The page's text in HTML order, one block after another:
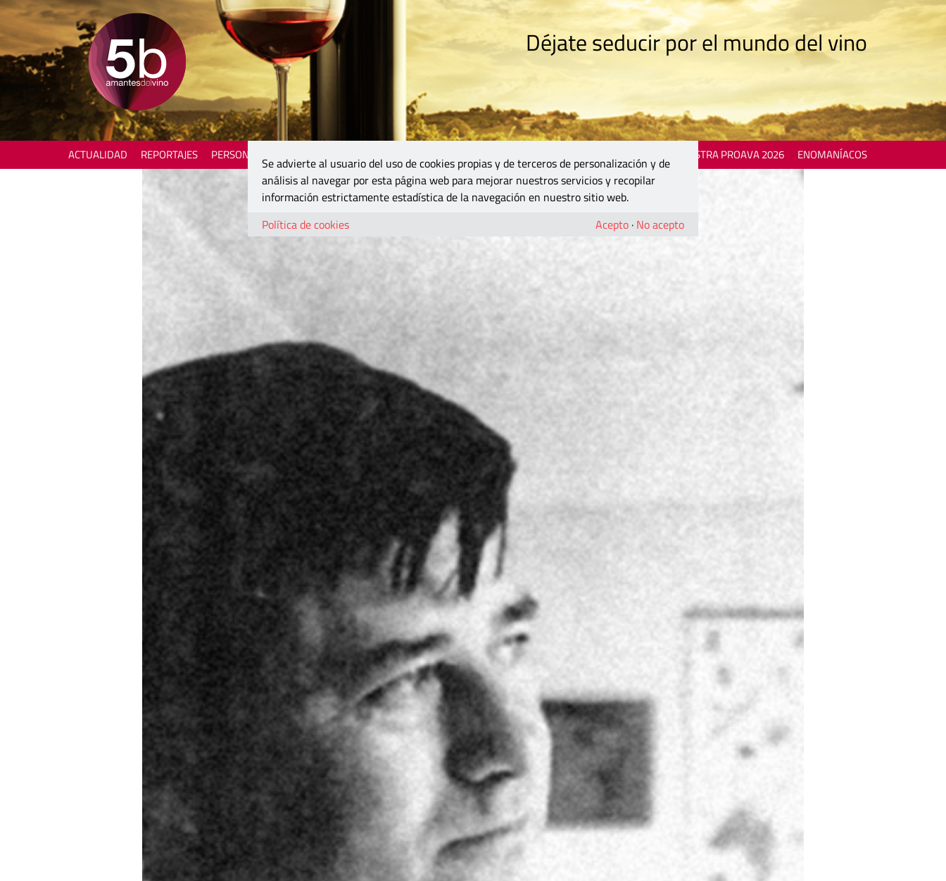
Déjate seducir por el mundo del vino
ACTUALIDAD REPORTAJES PERSONAJES MOSTRA PROAVA 2026 ENOMANÍACOS
Se advierte al usuario del uso de cookies propias y de terceros de personalización y de
análisis al navegar por esta página web para mejorar nuestros servicios y recopilar
información estrictamente estadística de la navegación en nuestro sitio web.
Política de cookies
Acepto · No acepto